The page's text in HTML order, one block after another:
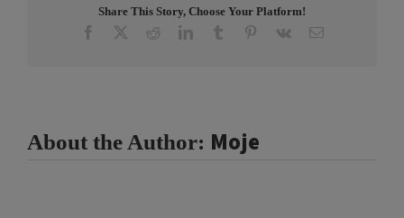
Share This Story, Choose Your Platform!
Facebook RedditLinkedInTumblr Pinterest
Vk Email
About the Author: Moje